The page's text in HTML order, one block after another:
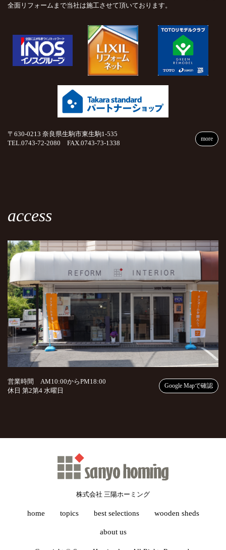
全面リフォームまで当社は施工させて頂いております。
〒630-0213 奈良県生駒市東生駒1-535
TEL.0743-72-2080 FAX.0743-73-1338
more
access
営業時間 AM10:00からPM18:00
休日 第2第4 水曜日
Google Mapで確認
株式会社 三陽ホーミング
home topics best selections wooden sheds
about us